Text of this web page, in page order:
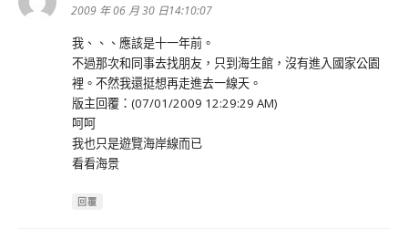
示:
2009 年 06 月 30 日14:10:07
我、、、應該是十一年前。
不過那次和同事去找朋友，只到海生館，沒有進入國家公園
裡。不然我還挺想再走進去一線天。
版主回覆：(07/01/2009 12:29:29 AM)
呵呵
我也只是遊覽海岸線而已
看看海景
回覆